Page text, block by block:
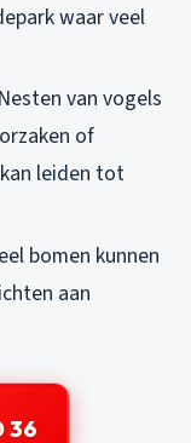
waar veel
van vogels
of
leiden tot
bomen kunnen
aan
36